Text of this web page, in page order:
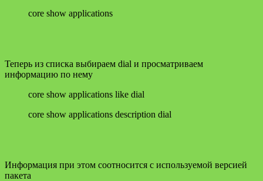
core show applications
Теперь из списка выбираем dial и просматриваем
информацию по нему
core show applications like dial
core show applications description dial
Информация при этом соотносится с используемой версией
пакета